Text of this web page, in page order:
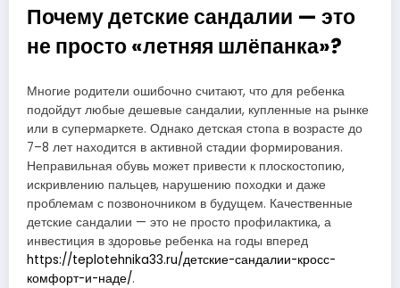
Почему детские сандалии — это
не просто «летняя шлёпанка»?
Многие родители ошибочно считают, что для ребенка
подойдут любые дешевые сандалии, купленные на рынке
или в супермаркете. Однако детская стопа в возрасте до
7–8 лет находится в активной стадии формирования.
Неправильная обувь может привести к плоскостопию,
искривлению пальцев, нарушению походки и даже
проблемам с позвоночником в будущем. Качественные
детские сандалии — это не просто профилактика, а
инвестиция в здоровье ребенка на годы вперед
https://teplotehnika33.ru/детские-сандалии-кросс-
комфорт-и-наде/.